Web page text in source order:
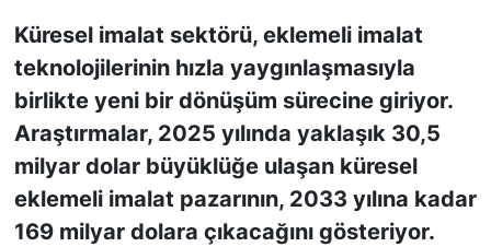
Küresel imalat sektörü, eklemeli imalat
teknolojilerinin hızla yaygınlaşmasıyla
birlikte yeni bir dönüşüm sürecine giriyor.
Araştırmalar, 2025 yılında yaklaşık 30,5
milyar dolar büyüklüğe ulaşan küresel
eklemeli imalat pazarının, 2033 yılına kadar
169 milyar dolara çıkacağını gösteriyor.
KONGRE TAKVİMİ
RÖPORTAJLAR
BİYOGRAFİLER